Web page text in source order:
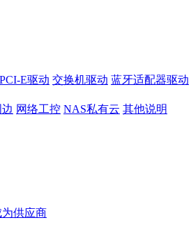
PCI-E驱动 交换机驱动 蓝牙适配器驱动
网络工控 NAS私有云 其他说明
为供应商